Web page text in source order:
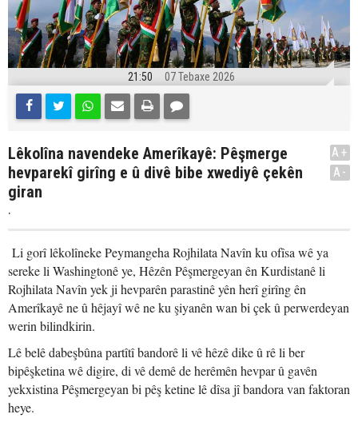
21:50 07 Tebaxe 2026
Lêkolîna navendeke Amerîkayê: Pêşmerge
hevparekî girîng e û divê bibe xwediyê çekên
giran
.
A+
A-
Li gorî lêkolîneke Peymangeha Rojhilata Navîn ku ofîsa wê ya
sereke li Washingtonê ye, Hêzên Pêşmergeyan ên Kurdistanê li
Rojhilata Navîn yek ji hevparên parastinê yên herî girîng ên
Amerîkayê ne û hêjayî wê ne ku şiyanên wan bi çek û perwerdeyan
werin bilindkirin.
Lê belê dabeşbûna partîtî bandorê li vê hêzê dike û rê li ber
bipêşketina wê digire, di vê demê de herêmên hevpar û gavên
yekxistina Pêşmergeyan bi pêş ketine lê dîsa jî bandora van faktoran
heye.